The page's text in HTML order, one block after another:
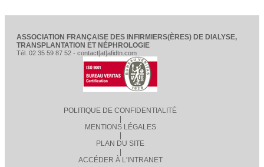
ASSOCIATION FRANÇAISE DES INFIRMIERS(ÈRES) DE DIALYSE,
TRANSPLANTATION ET NÉPHROLOGIE
Tél. 02 35 59 87 52 - contact[at]afidtn.com
POLITIQUE DE CONFIDENTIALITÉ
MENTIONS LÉGALES
PLAN DU SITE
ACCÉDER À L'INTRANET